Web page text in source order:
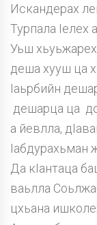
Искандерах
Турпала Iелех
Уьш
деша хууш ца
Iаьрбийн
дешарца ца
а йевлла,
Iабдурахьман
Да кIантаца
ваьлла
цхьана